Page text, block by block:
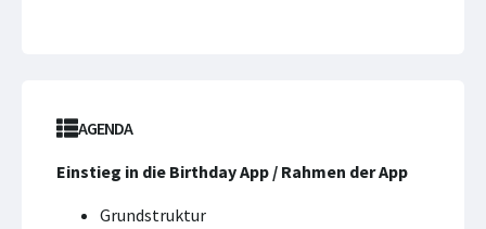
AGENDA
Einstieg in die Birthday App / Rahmen der App
Grundstruktur